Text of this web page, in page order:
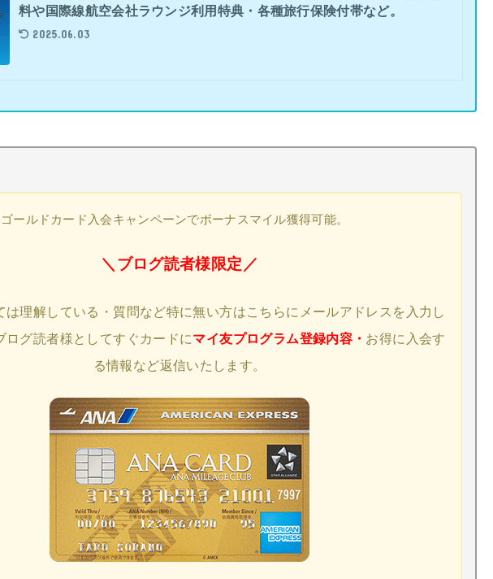
料や国際線航空会社ラウンジ利用特典・各種旅行保険付帯など。
2025.06.03
ールドカード入会キャンペーンでボーナスマイル獲得可能。
＼ブログ読者様限定／
は理解している・質問など特に無い方はこちらにメールアドレスを入力し
ログ読者様としてすぐカードにマイ友プログラム登録内容・ お得に入会す
る情報 など返信いたします。